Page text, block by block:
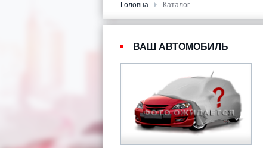
Головна Каталог
ВАШ АВТОМОБИЛЬ